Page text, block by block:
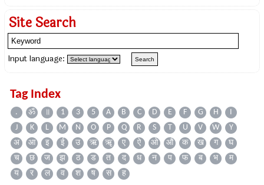
Site Search
Input language:
Tag Index
. ॐ ॥ 1 3 5 A B C D E F G H
I
J
K L M N O P Q R S T U V W
Y
अ
आ इ ई उ ऋ ॠ ए ऐ ओ औ क ख ग
घ
च
छ ज झ ठ ड त द ध न प फ ब भ
म
य
र ल व श ष स ह